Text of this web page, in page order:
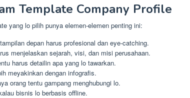
Template Company Profile
yang lo pilih punya elemen-elemen penting ini:
depan harus profesional dan eye-catching.
menjelaskan sejarah, visi, dan misi perusahaan.
harus detailin apa yang lo tawarkan.
meyakinkan dengan infografis.
orang tentu gampang menghubungi lo.
bisnis lo berbasis offline.